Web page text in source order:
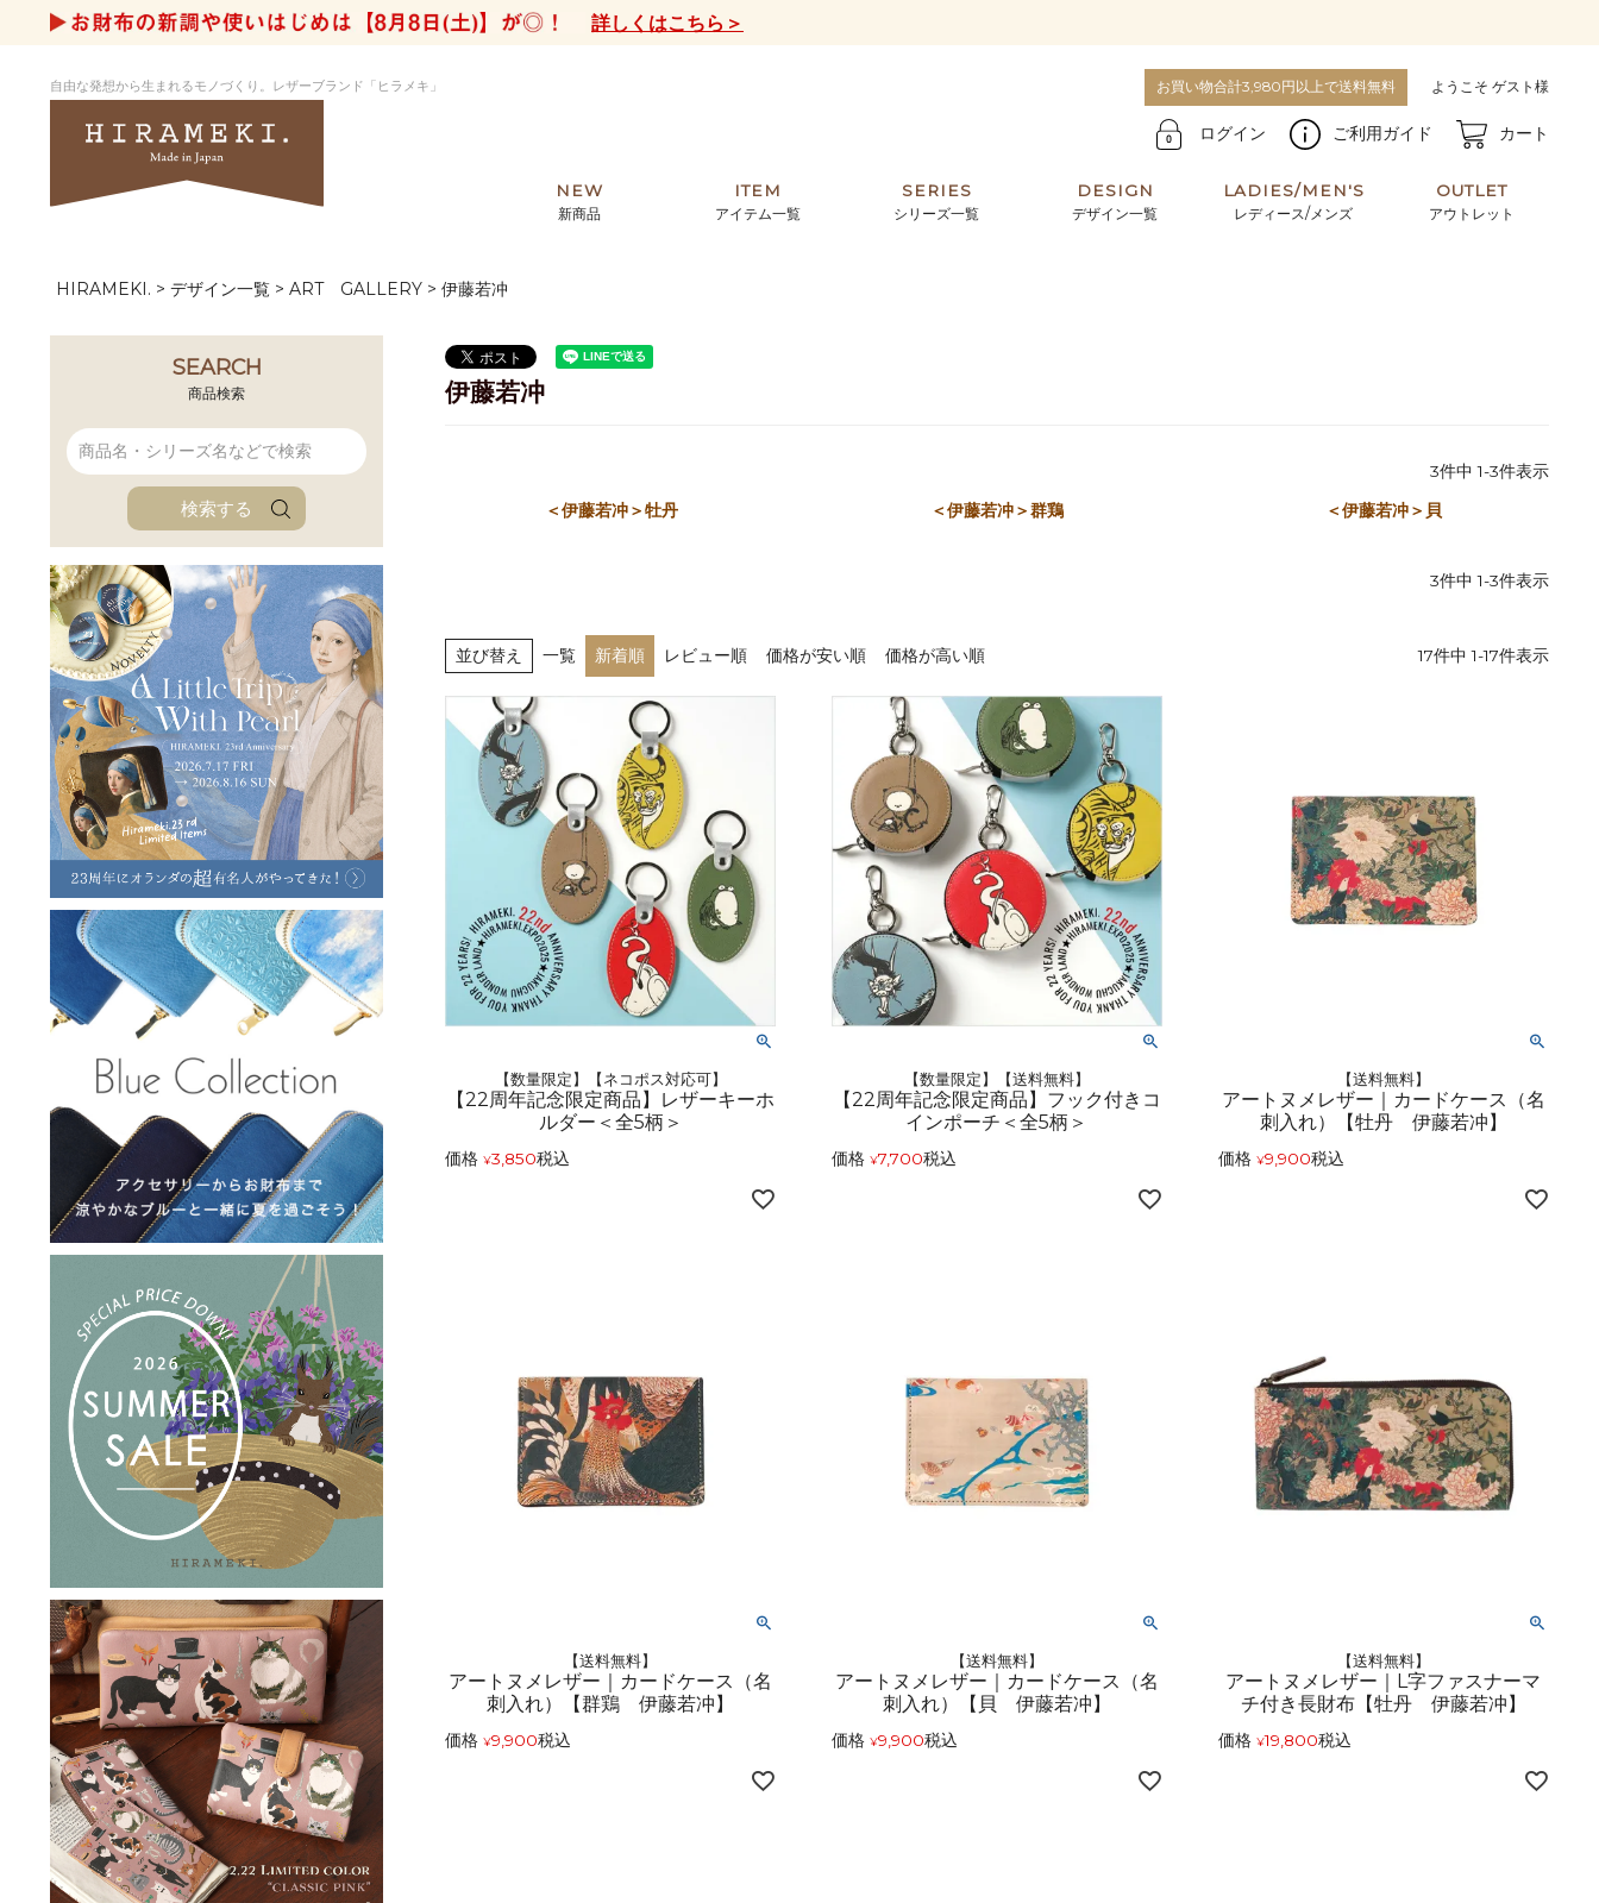
詳しくはこちら＞
自由な発想から生まれるモノづくり。レザーブランド「ヒラメキ」 お買い物合計3,980円以上で送料無料 ようこそ ゲスト様
ログイン ご利用ガイド カート
NEW
新商品
ITEM
アイテム一覧
長財布
SERIES
シリーズ一覧
シーナリーオブザコメット
ブルーアート シャーク
アーキライン
ローダ アートレザーバッグ
ラフヴィンテージ
ハレノヒプロジェクト
DESIGN
デザイン一覧
LADIES/MEN'S
レディース/メンズ
OUTLET
アウトレット
HIRAMEKI. デザイン一覧 ART GALLERY 伊藤若冲
SEARCH
商品検索
検索する
伊藤若冲
3件中 1-3件表示
＜伊藤若冲＞牡丹 ＜伊藤若冲＞群鶏 ＜伊藤若冲＞貝
3件中 1-3件表示
並び替え 一覧 新着順 レビュー順 価格が安い順 価格が高い順 17件中 1-17件表示
【数量限定】【ネコポス対応可】
【22周年記念限定商品】レザーキーホ
ルダー＜全5柄＞
価格 ¥3,850税込
【数量限定】【送料無料】
【22周年記念限定商品】フック付きコ
インポーチ＜全5柄＞
価格 ¥7,700税込
【送料無料】
アートヌメレザー｜カードケース（名
刺入れ）【牡丹 伊藤若冲】
価格 ¥9,900税込
【送料無料】
アートヌメレザー｜カードケース（名
刺入れ）【群鶏 伊藤若冲】
価格 ¥9,900税込
【送料無料】
アートヌメレザー｜カードケース（名
刺入れ）【貝 伊藤若冲】
価格 ¥9,900税込
【送料無料】
アートヌメレザー｜L字ファスナーマ
チ付き長財布【牡丹 伊藤若冲】
価格 ¥19,800税込